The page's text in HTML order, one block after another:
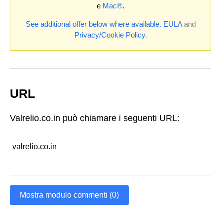
e Mac®.
See additional offer below where available. EULAand
Privacy/Cookie Policy.
URL
Valrelio.co.in può chiamare i seguenti URL:
valrelio.co.in
Mostra modulo commenti (0)